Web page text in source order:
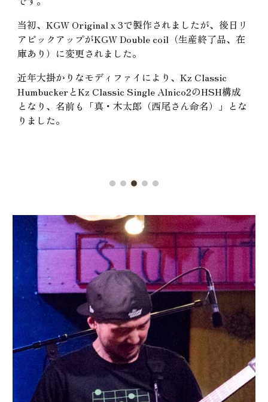
当初、KGW Original x 3で製作されましたが、後日リ
アピックアップがKGW Double coil（生産終了品、在
庫あり）に変更されました。
近年大掛かりなモディファイにより、Kz Classic
HumbuckerとKz Classic Single Alnico2のHSH構成
となり、名前も「真・木太郎（西尾さん命名）」とな
りました。